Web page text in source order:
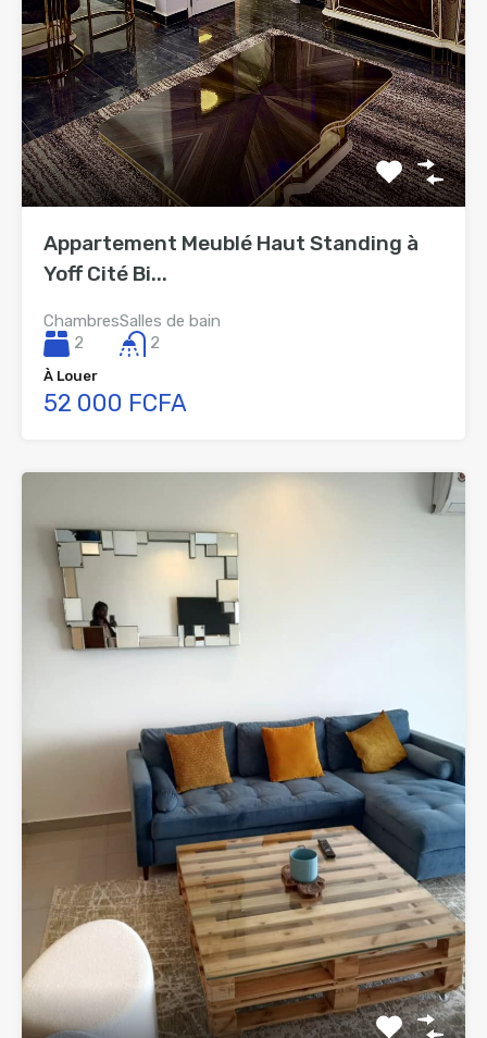
Appartement Meublé Haut Standing à
Yoff Cité Bi...
Chambres
2
Salles de bain
2
À Louer
52 000 FCFA